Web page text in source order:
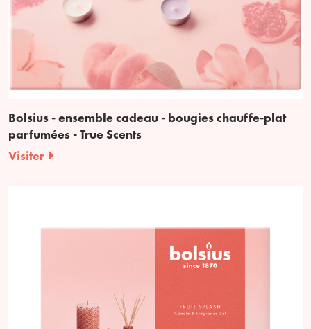
Bolsius - ensemble cadeau - bougies chauffe-plat
parfumées - True Scents
Visiter